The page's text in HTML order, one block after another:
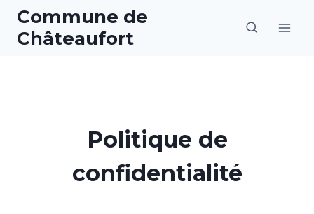
Aller
contenu
Commune de
Châteaufort
Politique de
confidentialité